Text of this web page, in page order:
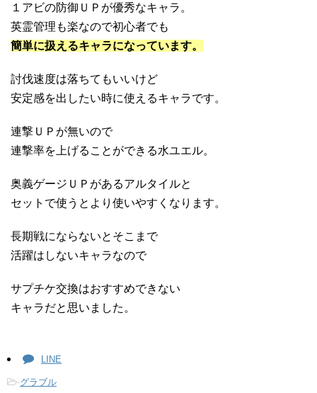
１アビの防御ＵＰが優秀なキャラ。
英霊管理も楽なので初心者でも
簡単に扱えるキャラになっています。
討伐速度は落ちてもいいけど
安定感を出したい時に使えるキャラです。
連撃ＵＰが無いので
連撃率を上げることができる水ユエル。
奥義ゲージＵＰがあるアルタイルと
セットで使うとより使いやすくなります。
長期戦にならないとそこまで
活躍はしないキャラなので
サプチケ交換はおすすめできない
キャラだと思いました。
LINE
-グラブル